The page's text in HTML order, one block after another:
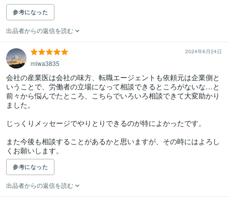
参考になった
出品者からの返信を読む
2024年6月24日
miwa3835
会社の産業医は会社の味方、転職エージェントも依頼元は企業側と
いうことで、労働者の立場になって相談できるところがないな…と
前々から悩んでたところ、こちらでいろいろ相談できて大変助かり
ました。
じっくりメッセージでやりとりできるのが特によかったです。
また今後も相談することがあるかと思いますが、その時にはよろし
くお願いします。
参考になった
出品者からの返信を読む